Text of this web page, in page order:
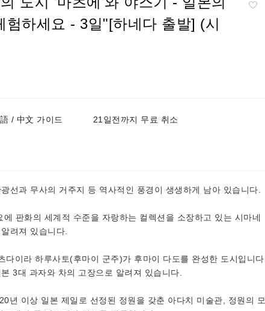
하세요 - 3일"[하네다 출발] (시
/ 中文 가이드 21일전까지 무료 취소
선과 무사의 거주지 등 역사적인 풍경이 생생하게 남아 있습니다.
판화의 세계적 수준을 자랑하는 컬렉션을 소장하고 있는 시마네
려져 있습니다.
이라 하루사토(후마이 군주)가 후마이 다도를 완성한 도시입니다.
3대 과자와 차의 고장으로 알려져 있습니다.
년 이상 일본 제일로 선정된 정원을 갖춘 아다치 미술관, 정원의 모